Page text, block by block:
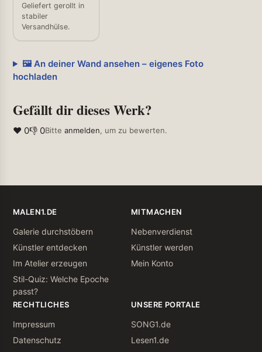
Geliefert gerollt in
stabiler
Versandhülse.
🖼️ An deiner Wand ansehen – eigenes Foto
hochladen
Gefällt dir dieses Werk?
❤ 0👎 0Bitte anmelden, um zu bewerten.
MALEN1.DE
Galerie durchstöbern
Künstler entdecken
Im Atelier erzeugen
Stil-Quiz: Welche Epoche
passt?
MITMACHEN
Nebenverdienst
Künstler werden
Mein Konto
RECHTLICHES
Impressum
Datenschutz
UNSERE PORTALE
SONG1.de
Lesen1.de